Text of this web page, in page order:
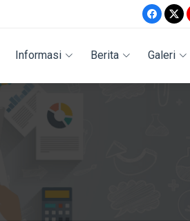
Informasi Berita Galeri